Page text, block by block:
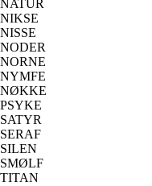
NATUR
NIKSE
NISSE
NODER
NORNE
NYMFE
NØKKE
PSYKE
SATYR
SERAF
SILEN
SMØLF
TITAN